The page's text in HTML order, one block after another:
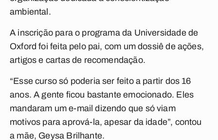
ambiental.
A inscrição para o programa da Universidade de
Oxford foi feita pelo pai, com um dossiê de ações,
artigos e cartas de recomendação.
“Esse curso só poderia ser feito a partir dos 16
anos. A gente ficou bastante emocionado. Eles
mandaram um e-mail dizendo que só viam
motivos para aprová-la, apesar da idade”, contou
a mãe, Geysa Brilhante.